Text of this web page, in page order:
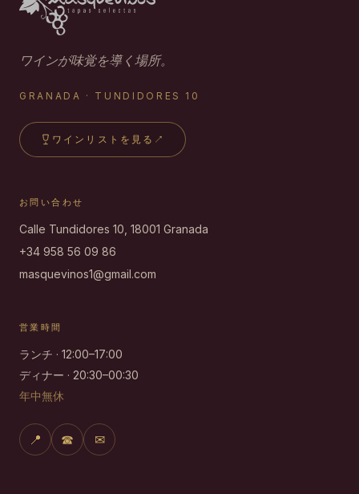
ワインが味覚を導く場所。
GRANADA · TUNDIDORES 10
ワインリストを見る ↗
お問い合わせ
Calle Tundidores 10, 18001 Granada
+34 958 56 09 86
masquevinos1@gmail.com
営業時間
ランチ · 12:00–17:00
ディナー · 20:30–00:30
年中無休
📍 ☎ ✉